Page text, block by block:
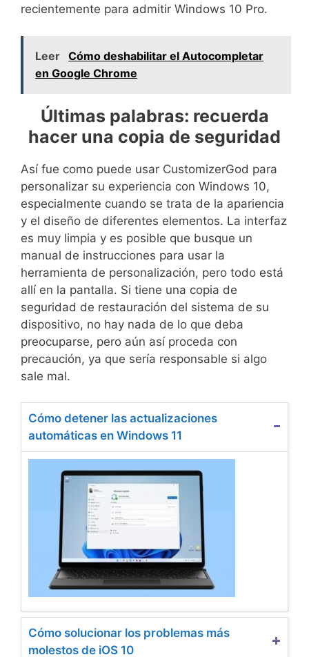
recientemente para admitir Windows 10 Pro.
Leer Cómo deshabilitar el Autocompletar
en Google Chrome
Últimas palabras: recuerda
hacer una copia de seguridad
Así fue como puede usar CustomizerGod para
personalizar su experiencia con Windows 10,
especialmente cuando se trata de la apariencia
y el diseño de diferentes elementos. La interfaz
es muy limpia y es posible que busque un
manual de instrucciones para usar la
herramienta de personalización, pero todo está
allí en la pantalla. Si tiene una copia de
seguridad de restauración del sistema de su
dispositivo, no hay nada de lo que deba
preocuparse, pero aún así proceda con
precaución, ya que sería responsable si algo
sale mal.
Cómo detener las actualizaciones
automáticas en Windows 11
Cómo solucionar los problemas más
molestos de iOS 10